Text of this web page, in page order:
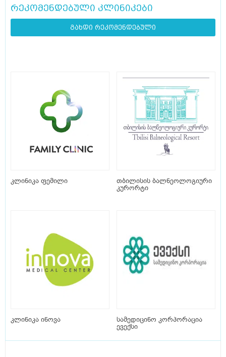
რეკომენდებული კლინიკები
გახდი რეკომენდებული
კლინიკა ფემილი
თბილისის ბალნეოლოგიური
კურორტი
კლინიკა ინოვა
სამედიცინო კორპორაცია
ევექსი